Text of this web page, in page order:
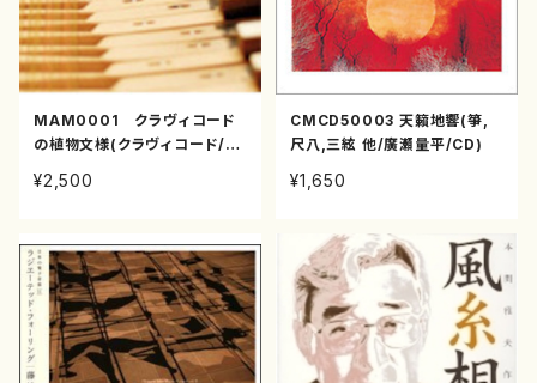
MAM0001 クラヴィコード
の植物文様(クラヴィコード/藤
¥2,500
CMCD50003 天籟地響(箏,
尺八,三絃 他/廣瀬量平/CD)
¥1,650